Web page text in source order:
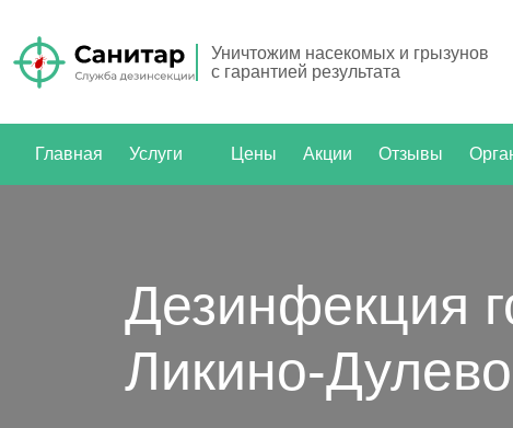
Уничтожим насекомых и грызунов
с гарантией результата
Главная Услуги Цены Акции Отзывы
Дезинфекция
Ликино-Дулево